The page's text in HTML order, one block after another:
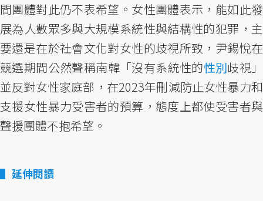
間團體對此仍不表希望。女性團體表示，能如此發
展為人數眾多與大規模系統性與結構性的犯罪，主
要還是在於社會文化對女性的歧視所致，尹錫悅在
競選期間公然聲稱南韓「沒有系統性的性別歧視」
並反對女性家庭部，在2023年刪減防止女性暴力和
支援女性暴力受害者的預算，態度上都使受害者與
聲援團體不抱希望。
延伸閱讀